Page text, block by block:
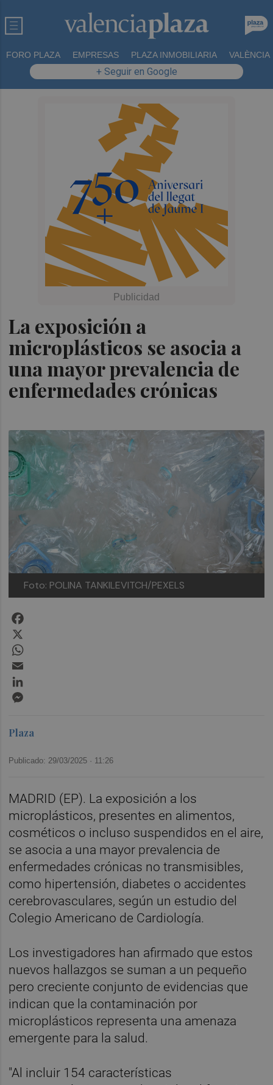
FORO PLAZA EMPRESAS PLAZA INMOBILIARIA VALÈNCIA
+ Seguir en Google
La exposición a
microplásticos se asocia a
una mayor prevalencia de
enfermedades crónicas
Foto: POLINA TANKILEVITCH/PEXELS
Plaza
Publicado: 29/03/2025 · 11:26
MADRID (EP). La exposición a los
microplásticos, presentes en alimentos,
cosméticos o incluso suspendidos en el aire,
se asocia a una mayor prevalencia de
enfermedades crónicas no transmisibles,
como hipertensión, diabetes o accidentes
cerebrovasculares, según un estudio del
Colegio Americano de Cardiología.
Los investigadores han afirmado que estos
nuevos hallazgos se suman a un pequeño
pero creciente conjunto de evidencias que
indican que la contaminación por
microplásticos representa una amenaza
emergente para la salud.
"Al incluir 154 características